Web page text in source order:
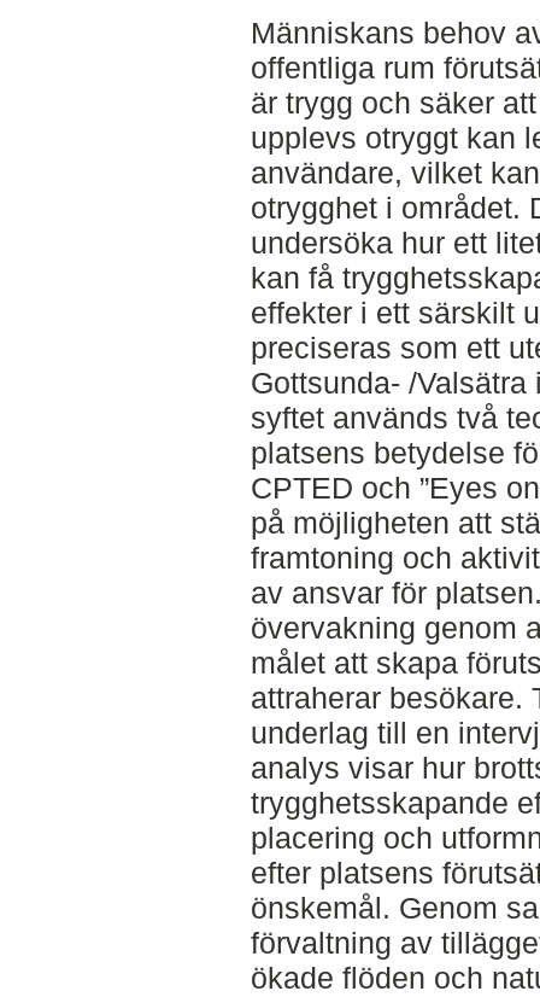
Människans behov
offentliga rum
är trygg och säker
upplevs otryggt kan
användare, vilket
otrygghet i området.
undersöka hur ett
kan få
effekter i ett särskilt
preciseras som ett
Gottsunda- /
syftet används två
platsens betydelse
CPTED och ”Eyes
på möjligheten att
framtoning och
av ansvar för
övervakning genom
målet att skapa
attraherar besökare.
underlag till en
analys visar hur
trygghetsskapande
placering och
efter platsens
önskemål. Genom
förvaltning av
ökade flöden och